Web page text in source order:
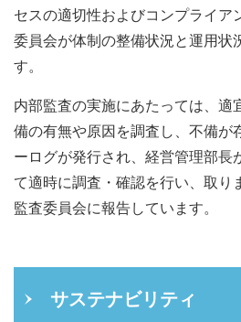
セスの適切性およびコンプライア
委員会が体制の整備状況と運用状
す。
内部監査の実施にあたっては、適
備の有無や原因を調査し、不備が
ーログが発行され、経営管理部長
て適時に調査・確認を行い、取り
監査委員会に報告しています。
サステナビリティ